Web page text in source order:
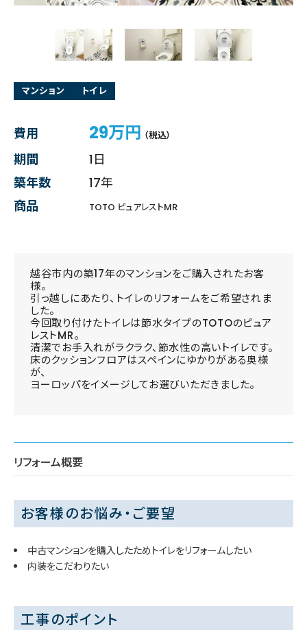
マンション トイレ
費用 29万円 （税込）
期間
1日
築年数
17年
商品
TOTO ピュアレストMR
越谷市内の築17年のマンションをご購入されたお客
様。
引っ越しにあたり、トイレのリフォームをご希望されま
した。
今回取り付けたトイレは節水タイプのTOTOのピュア
レストMR。
清潔でお手入れがラクラク、節水性の高いトイレです。
床のクッションフロアはスペインにゆかりがある奥様
が、
ヨーロッパをイメージしてお選びいただきました。
リフォーム概要
お客様のお悩み・ご要望
中古マンションを購入したためトイレをリフォームしたい
内装をこだわりたい
工事のポイント